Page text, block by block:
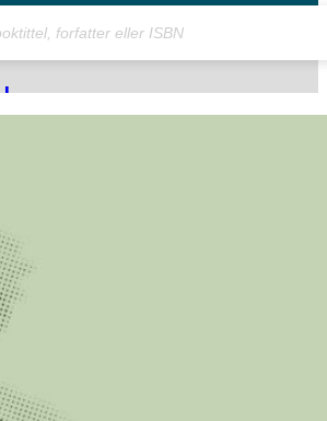
Essay
Kritikk